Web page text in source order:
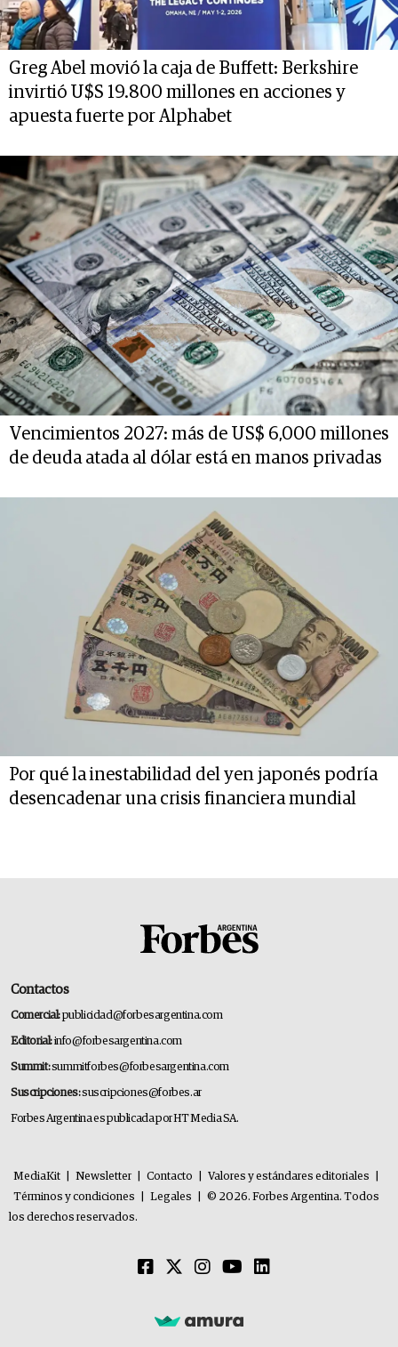
Greg Abel movió la caja de Buffett: Berkshire
invirtió U$S 19.800 millones en acciones y
apuesta fuerte por Alphabet
Vencimientos 2027: más de US$ 6,000 millones
de deuda atada al dólar está en manos privadas
Por qué la inestabilidad del yen japonés podría
desencadenar una crisis financiera mundial
Contactos
Comercial:publicidad@forbesargentina.com
Editorial:info@forbesargentina.com
Summit:summitforbes@forbesargentina.com
Suscripciones:suscripciones@forbes.ar
Forbes Argentina es publicada por HT Media SA.
MediaKit Newsletter Contacto Valores y estándares editoriales
Términos y condiciones
Legales
© 2026. Forbes Argentina. Todos
los derechos reservados.